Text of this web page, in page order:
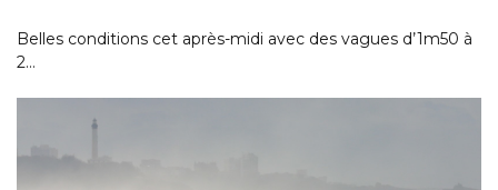
Belles conditions cet après-midi avec des vagues d’1m50 à
2…